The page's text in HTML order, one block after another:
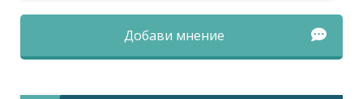
Добави мнение